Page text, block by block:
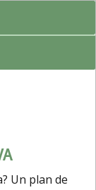
Un plan de